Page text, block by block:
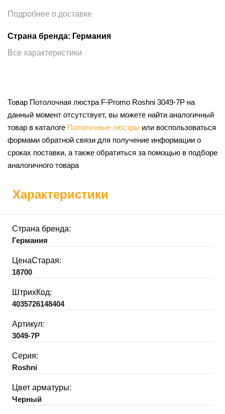
Подробнее о доставке
Страна бренда: Германия
Все характеристики
Товар Потолочная люстра F-Promo Roshni 3049-7P на
данный момент отсутствует, вы можете найти аналогичный
товар в каталоге Потолочные люстры или воспользоваться
формами обратной связи для получение информации о
сроках поставки, а также обратиться за помощью в подборе
аналогичного товара
Характеристики
Страна бренда:
Германия
ЦенаСтарая:
18700
ШтрихКод:
4035726148404
Артикул:
3049-7P
Серия:
Roshni
Цвет арматуры:
Черный